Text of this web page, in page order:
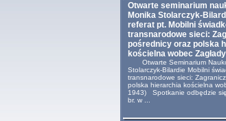
Otwarte seminarium
Monika Stolarczyk-
referat pt. Mobilni
transnarodowe sieci:
pośrednicy oraz polska
kościelna wobec
Otwarte Seminarium
Stolarczyk-Bilardie Mobilni
transnarodowe sieci:
polska hierarchia kościelna
1943) Spotkanie odbędzie
br. w ...